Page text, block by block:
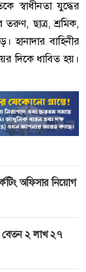
স্বাধীনতা যুদ্ধের
তরুণ, ছাত্র, শ্রমিক,
হানাদার বাহিনীর
দিকে ধাবিত হয়।
অফিসার নিয়োগ
বেতন ২ লাখ ২৭